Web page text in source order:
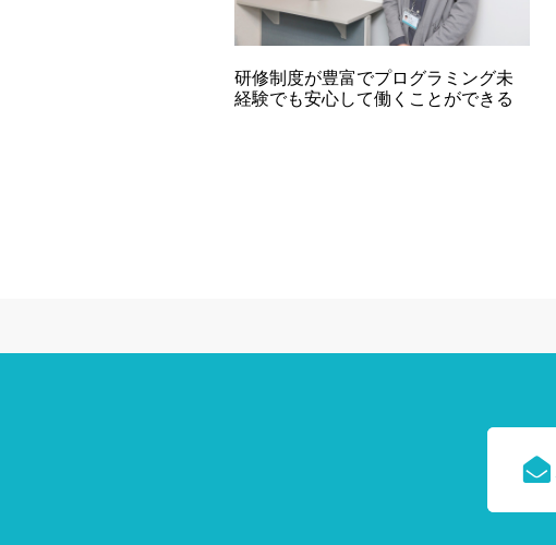
研修制度が豊富でプログラミング未
経験でも安心して働くことができる